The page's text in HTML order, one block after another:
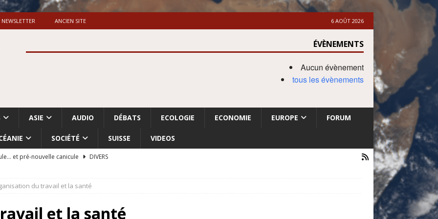
NEWSLETTER ANCIEN SITE 6 AOÛT 2026
ÉVÈNEMENTS
Aucun évènement
tous les évènements
ASIE AUDIO DÉBATS ECOLOGIE ECONOMIE EUROPE FORUM
SOCIÉTÉ SUISSE VIDEOS
et pré-nouvelle canicule
DIVERS
du nettoyage ethnique en Cisjordanie et à Gaza
du travail et la santé
et la santé